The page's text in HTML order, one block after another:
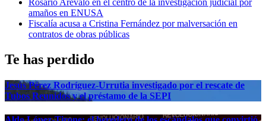
Rosario Arévalo en el centro de la investigación judicial por
amaños en ENUSA
Fiscalía acusa a Cristina Fernández por malversación en
contratos de obras públicas
Te has perdido
Jesús Pérez Rodríguez-Urrutia investigado por el rescate de
Tubos Reunidos y el préstamo de la SEPI